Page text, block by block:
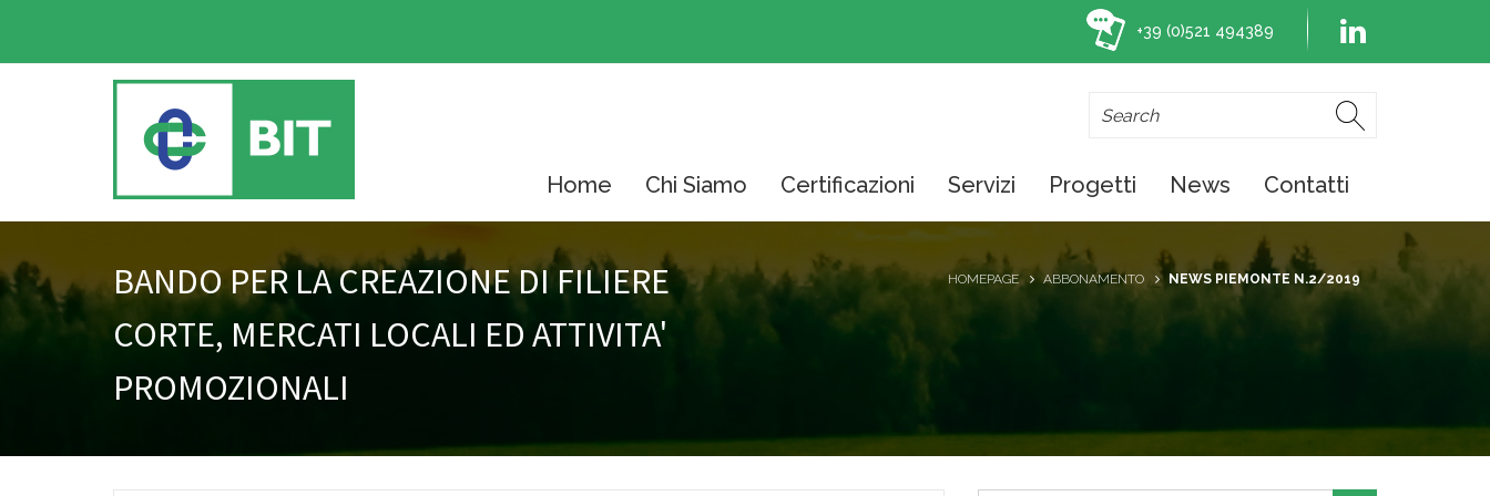
+39 (0)521 494389
Home Chi Siamo Certificazioni Servizi Progetti News Contatti
BANDO PER LA CREAZIONE DI FILIERE
CORTE, MERCATI LOCALI ED ATTIVITA'
PROMOZIONALI
HOMEPAGE ABBONAMENTO NEWS PIEMONTE N.2/2019